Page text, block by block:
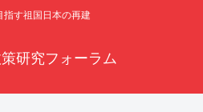
指す祖国日本の再建
研究フォーラム